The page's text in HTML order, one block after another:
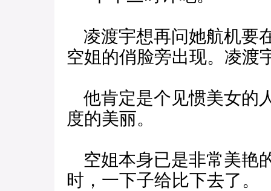
凌渡宇想再问她航机要
空姐的俏脸旁出现。凌渡
他肯定是个见惯美女的
度的美丽。
空姐本身已是非常美艳
时，一下子给比下去了。